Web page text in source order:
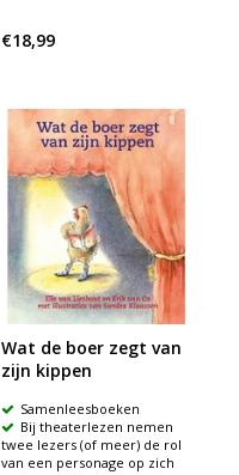
€18,99
Wat de boer zegt van
zijn kippen
Samenleesboeken
Bij theaterlezen nemen
twee lezers (of meer) de rol
van een personage op zich